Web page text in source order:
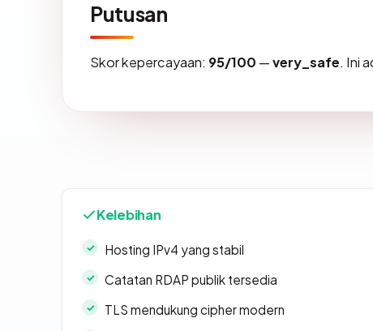
Putusan
Skor kepercayaan: 95/100 —very_safe. Ini
Kelebihan
Hosting IPv4 yang stabil
Catatan RDAP publik tersedia
TLS mendukung cipher modern